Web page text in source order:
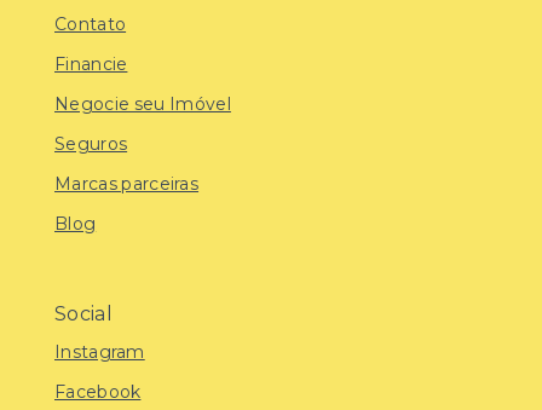
Contato
Financie
Negocie seu Imóvel
Seguros
Marcas parceiras
Blog
Social
Instagram
Facebook